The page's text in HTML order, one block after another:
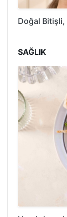
Doğal Bitişli,
SAĞLIK